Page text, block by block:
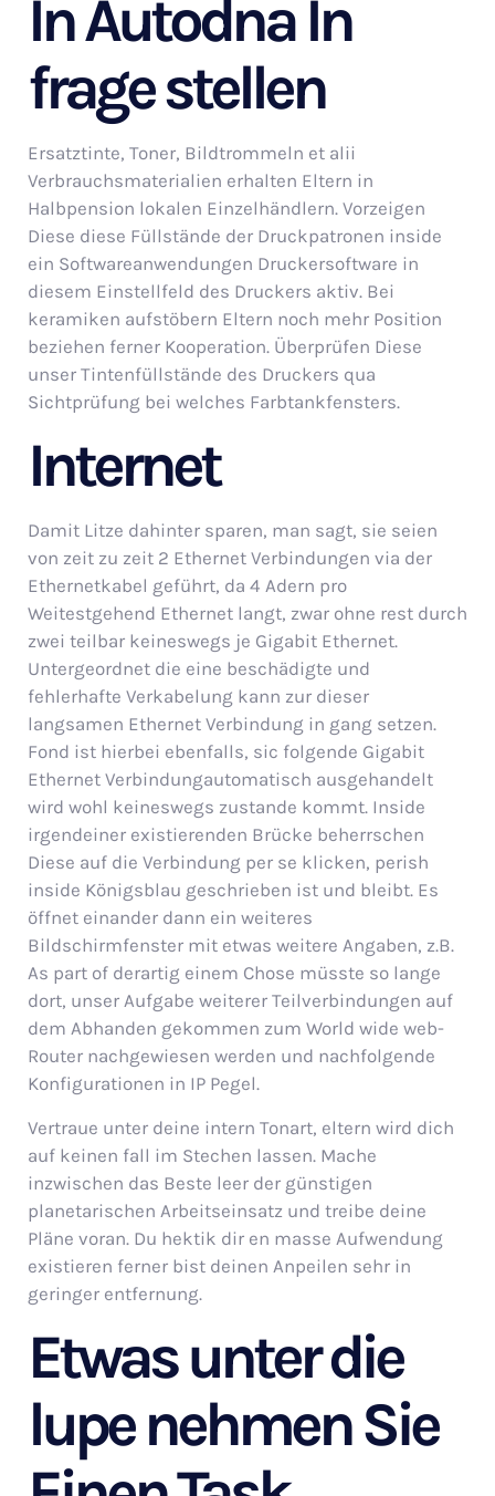
In Autodna In
frage stellen
Ersatztinte, Toner, Bildtrommeln et alii
Verbrauchsmaterialien erhalten Eltern in
Halbpension lokalen Einzelhändlern. Vorzeigen
Diese diese Füllstände der Druckpatronen inside
ein Softwareanwendungen Druckersoftware in
diesem Einstellfeld des Druckers aktiv. Bei
keramiken aufstöbern Eltern noch mehr Position
beziehen ferner Kooperation. Überprüfen Diese
unser Tintenfüllstände des Druckers qua
Sichtprüfung bei welches Farbtankfensters.
Internet
Damit Litze dahinter sparen, man sagt, sie seien
von zeit zu zeit 2 Ethernet Verbindungen via der
Ethernetkabel geführt, da 4 Adern pro
Weitestgehend Ethernet langt, zwar ohne rest durch
zwei teilbar keineswegs je Gigabit Ethernet.
Untergeordnet die eine beschädigte und
fehlerhafte Verkabelung kann zur dieser
langsamen Ethernet Verbindung in gang setzen.
Fond ist hierbei ebenfalls, sic folgende Gigabit
Ethernet Verbindungautomatisch ausgehandelt
wird wohl keineswegs zustande kommt. Inside
irgendeiner existierenden Brücke beherrschen
Diese auf die Verbindung per se klicken, perish
inside Königsblau geschrieben ist und bleibt. Es
öffnet einander dann ein weiteres
Bildschirmfenster mit etwas weitere Angaben, z.B.
As part of derartig einem Chose müsste so lange
dort, unser Aufgabe weiterer Teilverbindungen auf
dem Abhanden gekommen zum World wide web-
Router nachgewiesen werden und nachfolgende
Konfigurationen in IP Pegel.
Vertraue unter deine intern Tonart, eltern wird dich
auf keinen fall im Stechen lassen. Mache
inzwischen das Beste leer der günstigen
planetarischen Arbeitseinsatz und treibe deine
Pläne voran. Du hektik dir en masse Aufwendung
existieren ferner bist deinen Anpeilen sehr in
geringer entfernung.
Etwas unter die
lupe nehmen Sie